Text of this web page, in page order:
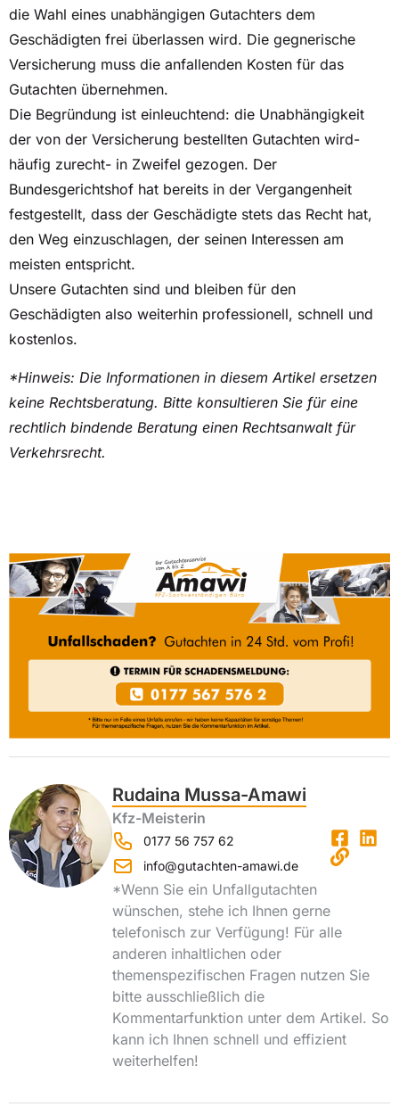
die Wahl eines unabhängigen Gutachters dem
Geschädigten frei überlassen wird. Die gegnerische
Versicherung muss die anfallenden Kosten für das
Gutachten übernehmen.
Die Begründung ist einleuchtend: die Unabhängigkeit
der von der Versicherung bestellten Gutachten wird-
häufig zurecht- in Zweifel gezogen. Der
Bundesgerichtshof hat bereits in der Vergangenheit
festgestellt, dass der Geschädigte stets das Recht hat,
den Weg einzuschlagen, der seinen Interessen am
meisten entspricht.
Unsere Gutachten sind und bleiben für den
Geschädigten also weiterhin professionell, schnell und
kostenlos.
*Hinweis: Die Informationen in diesem Artikel ersetzen
keine Rechtsberatung. Bitte konsultieren Sie für eine
rechtlich bindende Beratung einen Rechtsanwalt für
Verkehrsrecht.
Rudaina Mussa-Amawi
Kfz-Meisterin
0177 56 757 62
info@gutachten-amawi.de
*Wenn Sie ein Unfallgutachten
wünschen, stehe ich Ihnen gerne
telefonisch zur Verfügung! Für alle
anderen inhaltlichen oder
themenspezifischen Fragen nutzen Sie
bitte ausschließlich die
Kommentarfunktion unter dem Artikel. So
kann ich Ihnen schnell und effizient
weiterhelfen!